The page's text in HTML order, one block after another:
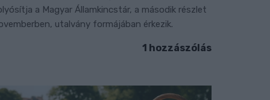
a Magyar Államkincstár, a második részlet
utalvány formájában érkezik.
1 hozzászólás